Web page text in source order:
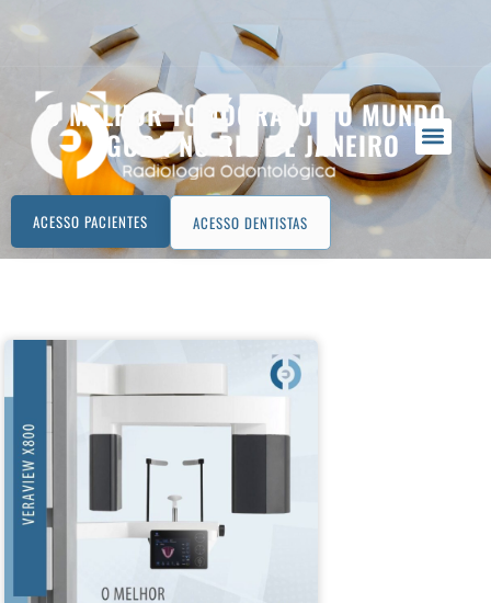
ACESSO PACIENTES ACESSO DENTISTAS
O MELHOR TOMÓGRAFO DO MUNDO
AGORA NO RIO DE JANEIRO